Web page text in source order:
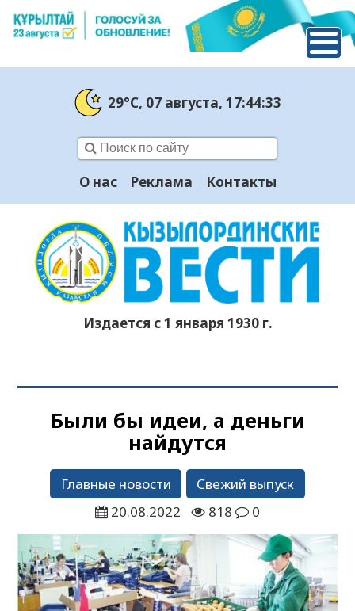
29°C, 07 августа, 17:44:34
О нас Реклама Контакты
Издается с 1 января 1930 г.
Были бы идеи, а деньги
найдутся
Главные новости
Свежий выпуск
20.08.2022
818 0